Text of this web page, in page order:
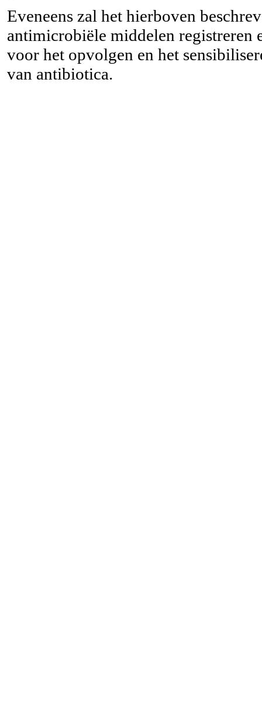
Eveneens zal het hierboven
antimicrobiële middelen registreren
voor het opvolgen en het
van antibiotica.